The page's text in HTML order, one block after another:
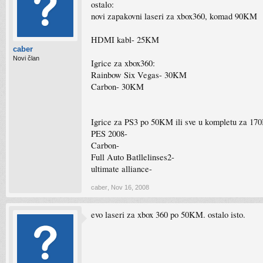
caber
Novi član
ostalo:
novi zapakovni laseri za xbox360, komad 90KM
HDMI kabl- 25KM
Igrice za xbox360:
Rainbow Six Vegas- 30KM
Carbon- 30KM
Igrice za PS3 po 50KM ili sve u kompletu za
PES 2008-
Carbon-
Full Auto Batllelinses2-
ultimate alliance-
caber Nov 16, 2008
evo laseri za xbox 360 po 50KM. ostalo isto.